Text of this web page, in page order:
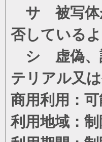
サ 被写体
否している
シ 虚偽、
テリアル又
商用利用：可
利用地域：